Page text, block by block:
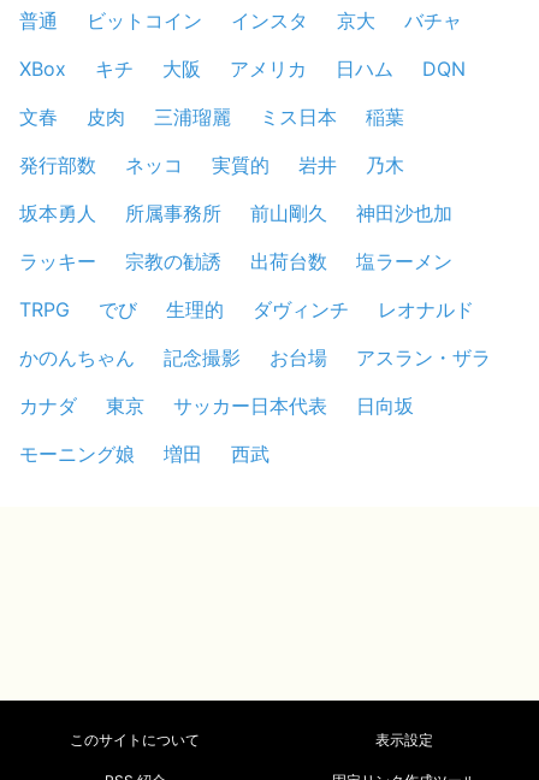
普通
ビットコイン インスタ 京大
バチャ
XBox
キチ 大阪 アメリカ 日ハム
DQN
文春
皮肉 三浦瑠麗 ミス日本
稲葉
発行部数
ネッコ 実質的 岩井
乃木
坂本勇人
所属事務所 前山剛久
神田沙也加
ラッキー
宗教の勧誘 出荷台数
塩ラーメン
TRPG
でび 生理的 ダヴィンチ
レオナルド
かのんちゃん
記念撮影 お台場
アスラン・ザラ
カナダ
東京 サッカー日本代表
日向坂
モーニング娘
増田 西武
このサイトについて 表示設定